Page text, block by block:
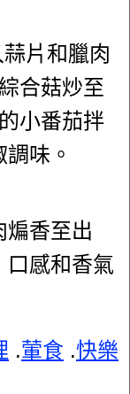
片和臘肉
合菇炒至
小番茄拌
味。
煸香至出
口感和香氣
.葷食 .快樂